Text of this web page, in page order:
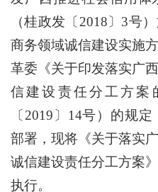
（桂政发〔 2018 〕 3号
商务领域诚信建设实施
革委《关于印发落实广
信建设责任分工方案
〔 2019 〕 14号）的规定
部署，现将《关于落实
诚信建设责任分工方案
执行。